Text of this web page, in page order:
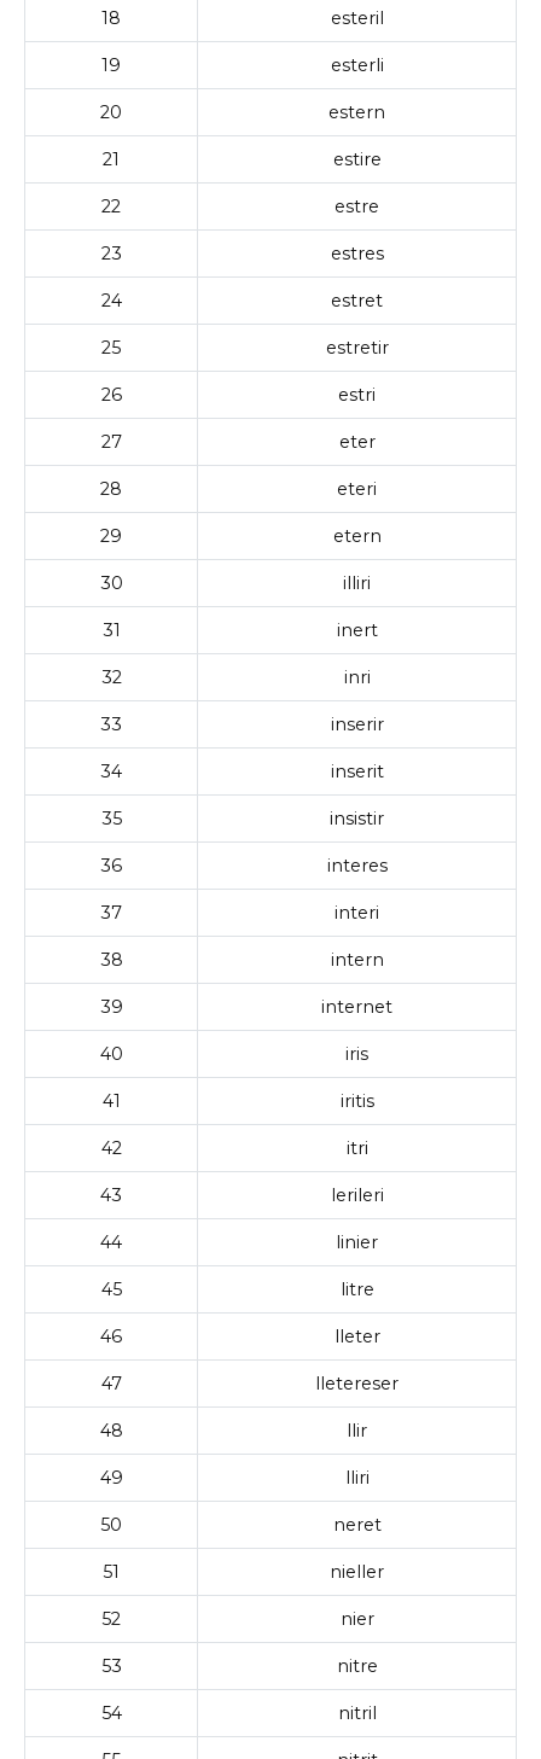
18 esteril
19 esterli
20 estern
21 estire
22 estre
23 estres
24 estret
25 estretir
26 estri
27 eter
28 eteri
29 etern
30 illiri
31 inert
32 inri
33 inserir
34 inserit
35 insistir
36 interes
37 interi
38 intern
39 internet
40 iris
41 iritis
42 itri
43 lerileri
44 linier
45 litre
46 lleter
47 lletereser
48 llir
49 lliri
50 neret
51 nieller
52 nier
53 nitre
54 nitril